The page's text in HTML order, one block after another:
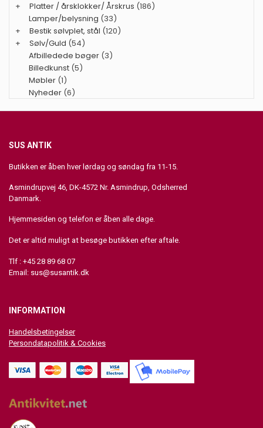
+
Platter / årsklokker/ Årskrus (186)
Lamper/belysning (33)
+
Bestik sølvplet, stål (120)
+
Sølv/Guld (54)
Afbilledede bøger (3)
Billedkunst (5)
Møbler (1)
Nyheder (6)
SUS ANTIK
Butikken er åben hver lørdag og søndag fra 11-15.
Asmindrupvej 46, DK-4572 Nr. Asmindrup, Odsherred
Danmark.
Hjemmesiden og telefon er åben alle dage.
Det er altid muligt at besøge butikken efter aftale.
Tlf : +45 28 89 68 07
Email: sus@susantik.dk
INFORMATION
Handelsbetingelser
Persondatapolitik & Cookies